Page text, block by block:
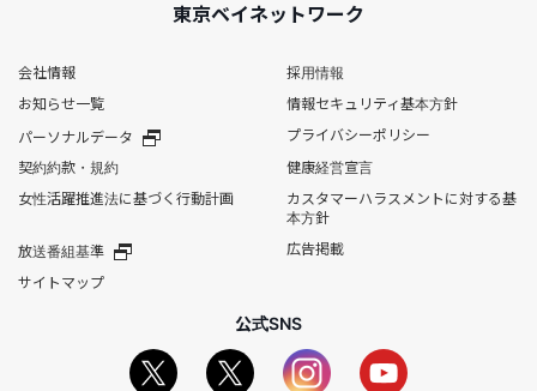
東京ベイネットワーク
会社情報
採用情報
お知らせ一覧
情報セキュリティ基本方針
パーソナルデータ
プライバシーポリシー
契約約款・規約
健康経営宣言
女性活躍推進法に基づく行動計画
カスタマーハラスメントに対する基
本方針
放送番組基準
広告掲載
サイトマップ
公式SNS